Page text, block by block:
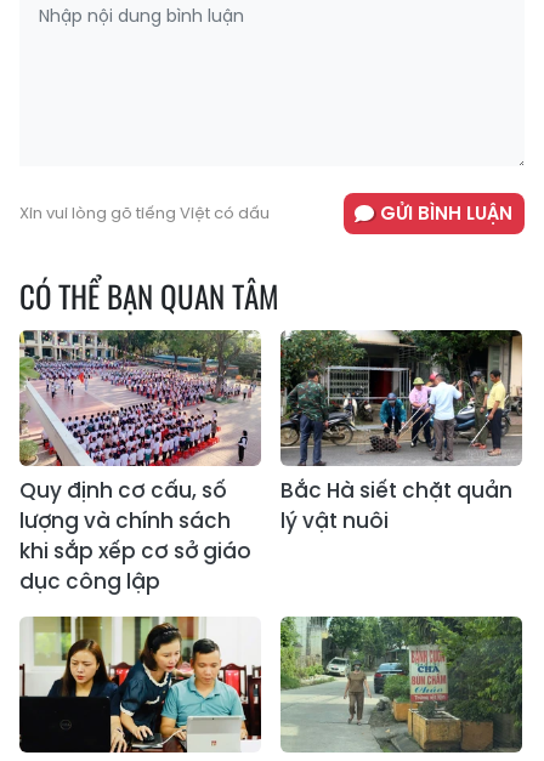
Xin vui lòng gõ tiếng Việt có dấu GỬI BÌNH LUẬN
CÓ THỂ BẠN QUAN TÂM
Quy định cơ cấu, số
lượng và chính sách
khi sắp xếp cơ sở giáo
dục công lập
Bắc Hà siết chặt quản
lý vật nuôi